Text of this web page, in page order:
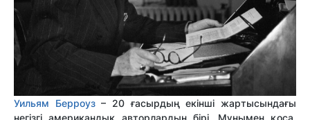
Уильям Берроуз– 20 ғасырдың екінші жартысындағы
негізгі американдық авторлардың бірі. Мұнымен қоса,